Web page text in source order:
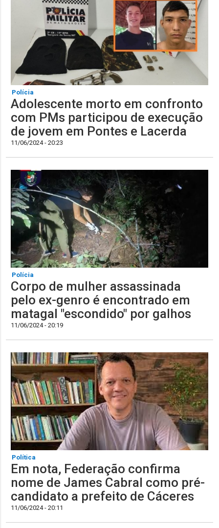
Polícia
Adolescente morto em confronto
com PMs participou de execução
de jovem em Pontes e Lacerda
11/06/2024 - 20:23
Polícia
Corpo de mulher assassinada
pelo ex-genro é encontrado em
matagal "escondido" por galhos
11/06/2024 - 20:19
Política
Em nota, Federação confirma
nome de James Cabral como pré-
candidato a prefeito de Cáceres
11/06/2024 - 20:11